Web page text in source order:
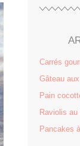
Carrés
Gâteau
Pain
Raviolis
Pancakes